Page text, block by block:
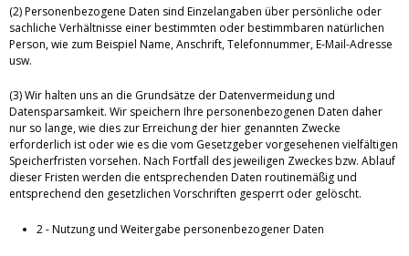
(2) Personenbezogene Daten sind Einzelangaben über persönliche oder
sachliche Verhältnisse einer bestimmten oder bestimmbaren natürlichen
Person, wie zum Beispiel Name, Anschrift, Telefonnummer, E-Mail-Adresse
usw.
(3) Wir halten uns an die Grundsätze der Datenvermeidung und
Datensparsamkeit. Wir speichern Ihre personenbezogenen Daten daher
nur so lange, wie dies zur Erreichung der hier genannten Zwecke
erforderlich ist oder wie es die vom Gesetzgeber vorgesehenen vielfältigen
Speicherfristen vorsehen. Nach Fortfall des jeweiligen Zweckes bzw. Ablauf
dieser Fristen werden die entsprechenden Daten routinemäßig und
entsprechend den gesetzlichen Vorschriften gesperrt oder gelöscht.
2 - Nutzung und Weitergabe personenbezogener Daten